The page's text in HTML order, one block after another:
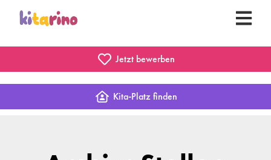
Jetzt bewerben
Kita-Platz finden